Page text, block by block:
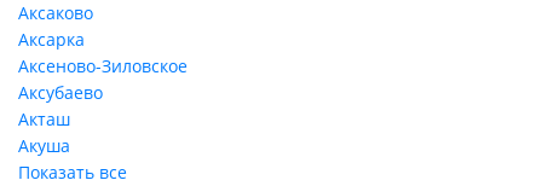
Аксаково
Аксарка
Аксеново-Зиловское
Аксубаево
Акташ
Акуша
Показать все